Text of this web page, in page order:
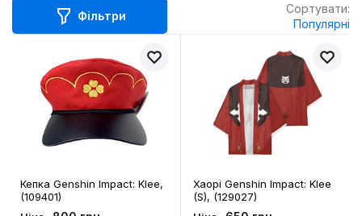
Фільтри
Сортувати:
Популярні
Кепка Genshin Impact: Klee,
(109401)
Хаорі Genshin Impact: Klee
(S), (129027)